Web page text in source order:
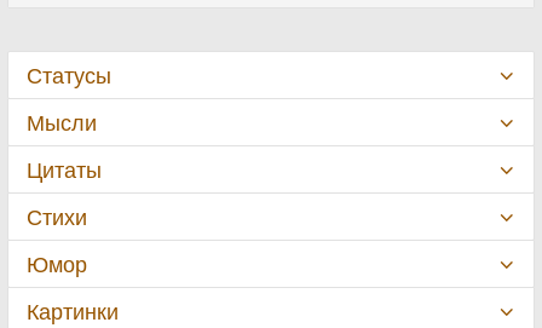
Статусы
Мысли
Цитаты
Стихи
Юмор
Картинки